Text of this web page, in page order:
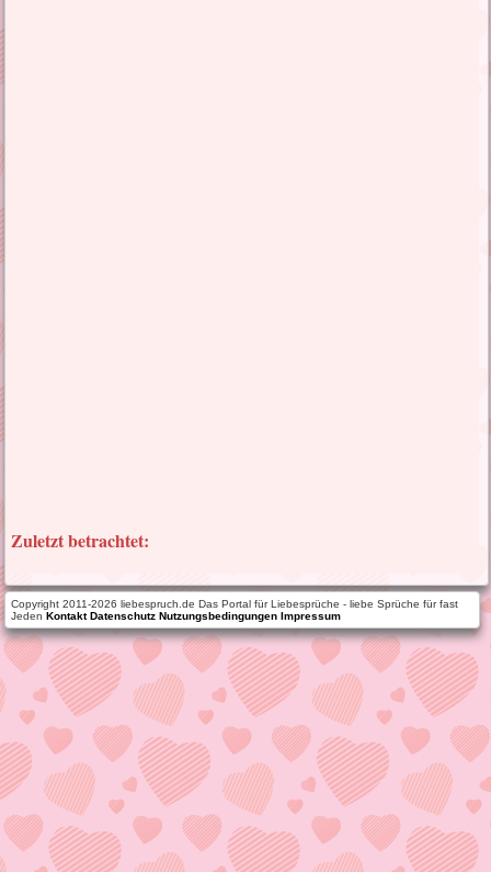
Zuletzt betrachtet:
Copyright 2011-2026 liebespruch.de Das Portal für Liebesprüche - liebe Sprüche für fast
JedenKontakt Datenschutz Nutzungsbedingungen Impressum